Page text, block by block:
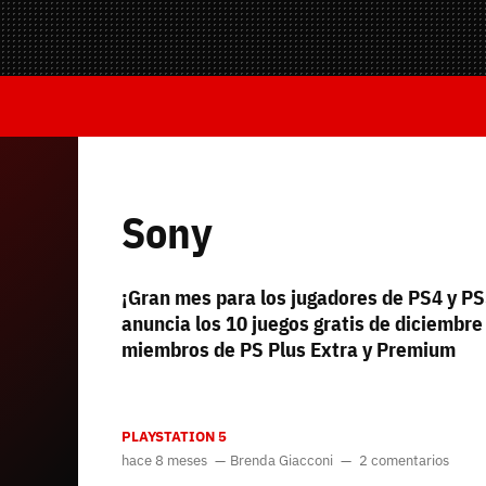
Sony
¡Gran mes para los jugadores de PS4 y
anuncia los 10 juegos gratis de
miembros de PS Plus Extra y Premium
PLAYSTATION 5
hace 8 meses
Brenda Giacconi 2 comentarios
Selección
Trivia
Contacta con nosotros
Mandos y
Todo hardware
Whatsapp
TwitchTikTokInstagram
Facebook
TwitterYouTube
RSS Discord